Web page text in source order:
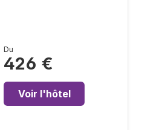
Du
426 €
Voir l'hôtel